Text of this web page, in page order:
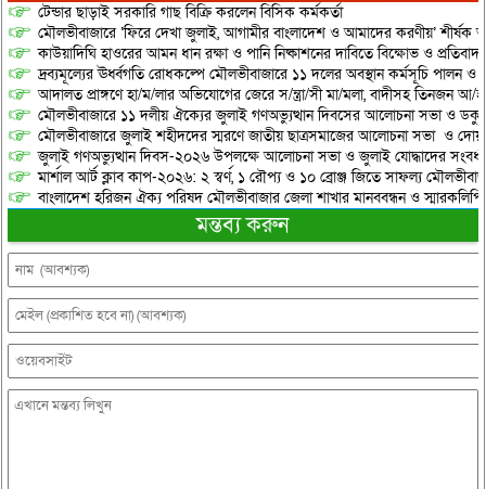
টেন্ডার ছাড়াই সরকারি গাছ বিক্রি করলেন বিসিক কর্মকর্তা
মৌলভীবাজারে ‘ফিরে দেখা জুলাই, আগামীর বাংলাদেশ ও আমাদের করণীয়’ শীর্ষক
কাউয়াদিঘি হাওরের আমন ধান রক্ষা ও পানি নিষ্কাশনের দাবিতে বিক্ষোভ ও
দ্রব্যমূল্যের ঊর্ধ্বগতি রোধকল্পে মৌলভীবাজারে ১১ দলের অবস্থান কর্মসূচি পালন ও
আদালত প্রাঙ্গণে হা/ম/লার অভিযোগের জেরে স/ন্ত্রা/সী মা/মলা, বাদীসহ তিনজন আ/
মৌলভীবাজারে ১১ দলীয় ঐক্যের জুলাই গণঅভ্যুত্থান দিবসের আলোচনা সভা ও
মৌলভীবাজারে জুলাই শহীদদের স্মরণে জাতীয় ছাত্রসমাজের আলোচনা সভা ও
জুলাই গণঅভ্যুত্থান দিবস-২০২৬ উপলক্ষে আলোচনা সভা ও জুলাই যোদ্ধাদের
মার্শাল আর্ট ক্লাব কাপ-২০২৬: ২ স্বর্ণ, ১ রৌপ্য ও ১০ ব্রোঞ্জ জিতে সাফল্য
বাংলাদেশ হরিজন ঐক্য পরিষদ মৌলভীবাজার জেলা শাখার মানববন্ধন ও স্মারকলিপি
মন্তব্য করুন